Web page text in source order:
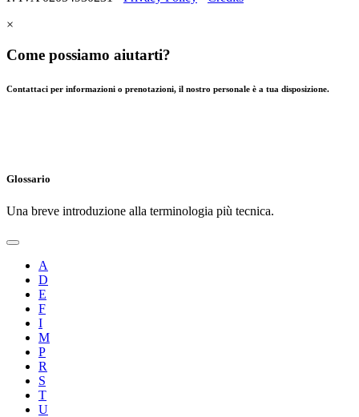
×
Come possiamo aiutarti?
Contattaci per informazioni o prenotazioni, il nostro personale è a tua disposizione.
Glossario
Una breve introduzione alla terminologia più tecnica.
A
D
E
F
I
M
P
R
S
T
U